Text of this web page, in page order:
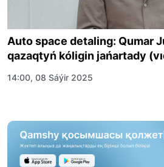
Auto space detaling: Qumar
qazaqtyń kóligin jańartady
14:00, 08 Sáýir 2025